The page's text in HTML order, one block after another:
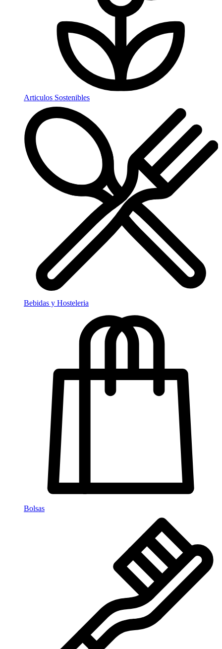
Articulos Sostenibles
Bebidas y Hosteleria
Bolsas